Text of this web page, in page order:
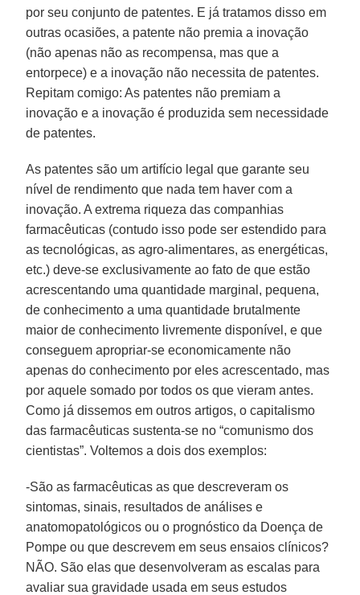
por seu conjunto de patentes. E já tratamos disso em
outras ocasiões, a patente não premia a inovação
(não apenas não as recompensa, mas que a
entorpece) e a inovação não necessita de patentes.
Repitam comigo: As patentes não premiam a
inovação e a inovação é produzida sem necessidade
de patentes.
As patentes são um artifício legal que garante seu
nível de rendimento que nada tem haver com a
inovação. A extrema riqueza das companhias
farmacêuticas (contudo isso pode ser estendido para
as tecnológicas, as agro-alimentares, as energéticas,
etc.) deve-se exclusivamente ao fato de que estão
acrescentando uma quantidade marginal, pequena,
de conhecimento a uma quantidade brutalmente
maior de conhecimento livremente disponível, e que
conseguem apropriar-se economicamente não
apenas do conhecimento por eles acrescentado, mas
por aquele somado por todos os que vieram antes.
Como já dissemos em outros artigos, o capitalismo
das farmacêuticas sustenta-se no “comunismo dos
cientistas”. Voltemos a dois dos exemplos:
-São as farmacêuticas as que descreveram os
sintomas, sinais, resultados de análises e
anatomopatológicos ou o prognóstico da Doença de
Pompe ou que descrevem em seus ensaios clínicos?
NÃO. São elas que desenvolveram as escalas para
avaliar sua gravidade usada em seus estudos